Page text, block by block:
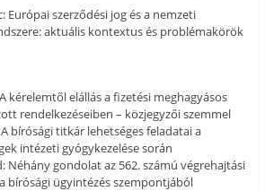
Európai szerződési jog és a nemzeti
aktuális kontextus és problémakörök
kérelemtől elállás a fizetési meghagyásos
rendelkezéseiben – közjegyzői szemmel
bírósági titkár lehetséges feladatai a
intézeti gyógykezelése során
Néhány gondolat az 562. számú végrehajtási
bírósági ügyintézés szempontjából